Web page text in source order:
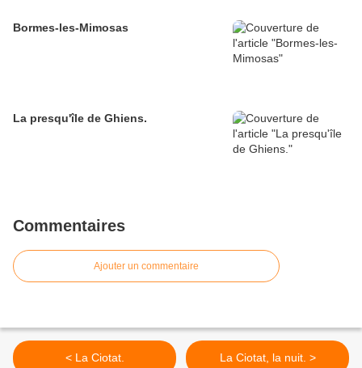
Bormes-les-Mimosas
La presqu'île de Ghiens.
Commentaires
Ajouter un commentaire
< La Ciotat. La Ciotat, la nuit. >